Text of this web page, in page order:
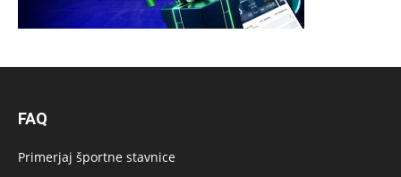
FAQ
Primerjaj športne stavnice